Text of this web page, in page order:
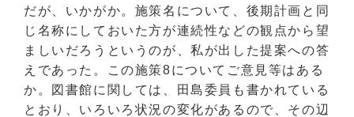
だが、いかがか。施策名について、後期計画と同
じ名称にしておいた方が連続性などの観点から望
ましいだろうというのが、私が出した提案への答
えであった。この施策8についてご意見等はある
か。図書館に関しては、田島委員も書かれている
とおり、いろいろ状況の変化があるので、その辺